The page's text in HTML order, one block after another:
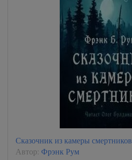
Сказочник из камеры смертников
Автор: Фрэнк Рум